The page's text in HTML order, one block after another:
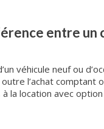
entre un
véhicule neuf ou
l’achat comptant
la location avec option